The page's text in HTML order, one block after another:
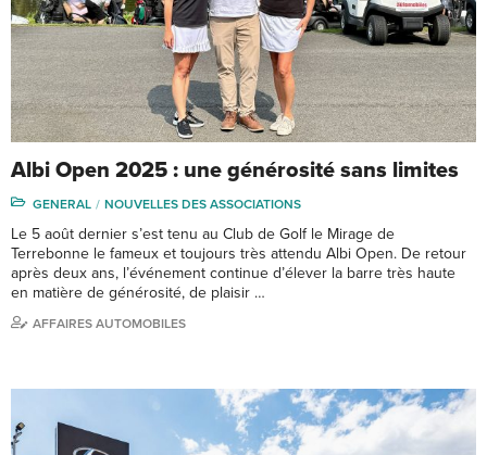
Albi Open 2025 : une générosité sans limites
GENERAL NOUVELLES DES ASSOCIATIONS
Le 5 août dernier s’est tenu au Club de Golf le Mirage de
Terrebonne le fameux et toujours très attendu Albi Open. De retour
après deux ans, l’événement continue d’élever la barre très haute
en matière de générosité, de plaisir …
AFFAIRES AUTOMOBILES